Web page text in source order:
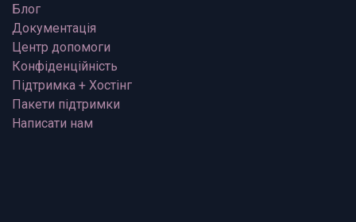
Блог
Документація
Центр допомоги
Конфіденційність
Підтримка + Хостінг
Пакети підтримки
Написати нам